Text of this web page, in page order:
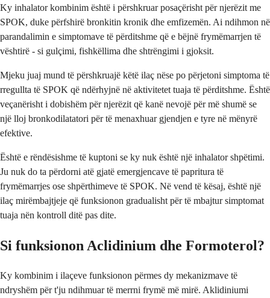
Ky inhalator kombinim është i përshkruar posaçërisht për njerëzit me
SPOK, duke përfshirë bronkitin kronik dhe emfizemën. Ai ndihmon në
parandalimin e simptomave të përditshme që e bëjnë frymëmarrjen të
vështirë - si gulçimi, fishkëllima dhe shtrëngimi i gjoksit.
Mjeku juaj mund të përshkruajë këtë ilaç nëse po përjetoni simptoma të
rregullta të SPOK që ndërhyjnë në aktivitetet tuaja të përditshme. Është
veçanërisht i dobishëm për njerëzit që kanë nevojë për më shumë se
një lloj bronkodilatatori për të menaxhuar gjendjen e tyre në mënyrë
efektive.
Është e rëndësishme të kuptoni se ky nuk është një inhalator shpëtimi.
Ju nuk do ta përdorni atë gjatë emergjencave të papritura të
frymëmarrjes ose shpërthimeve të SPOK. Në vend të kësaj, është një
ilaç mirëmbajtjeje që funksionon gradualisht për të mbajtur simptomat
tuaja nën kontroll ditë pas dite.
Si funksionon Aclidinium dhe Formoterol?
Ky kombinim i ilaçeve funksionon përmes dy mekanizmave të
ndryshëm për t'ju ndihmuar të merrni frymë më mirë. Aklidiniumi